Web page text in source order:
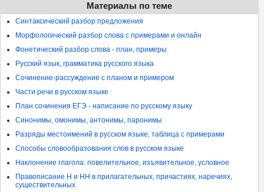
Материалы по теме
Синтаксический разбор предложения
Морфологический разбор слова с примерами и онлайн
Фонетический разбор слова - план, примеры
Русский язык, грамматика русского языка
Сочинение-рассуждение с планом и примером
Части речи в русском языке
План сочинения ЕГЭ - написание по русскому языку
Синонимы, омонимы, антонимы, паронимы
Разряды местоимений в русском языке, таблица с примерами
Способы словообразования слов в русском языке
Наклонение глагола: повелительное, изъявительное, условное
Правописание Н и НН в прилагательных, причастиях, наречиях,
существительных